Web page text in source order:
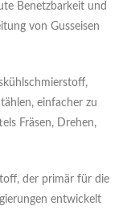
Benetzbarkeit und
von Gusseisen
einfacher zu
Fräsen, Drehen,
der primär für die
entwickelt